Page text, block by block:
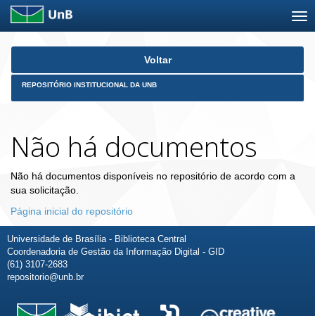
Skip
Voltar
REPOSITÓRIO INSTITUCIONAL DA UNB
Não há documentos
Não há documentos disponíveis no repositório de acordo com a
sua solicitação.
Página inicial do repositório
Universidade de Brasília - Biblioteca Central
Coordenadoria de Gestão da Informação Digital - GID
(61) 3107-2683
repositorio@unb.br